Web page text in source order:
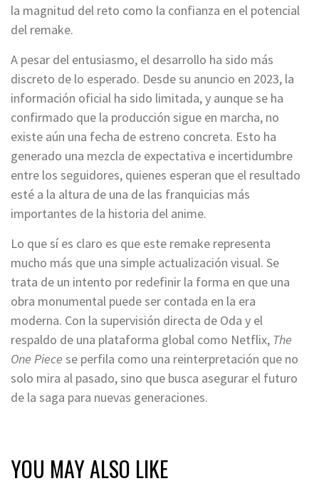
la magnitud del reto como la confianza en el potencial
del remake.
A pesar del entusiasmo, el desarrollo ha sido más
discreto de lo esperado. Desde su anuncio en 2023, la
información oficial ha sido limitada, y aunque se ha
confirmado que la producción sigue en marcha, no
existe aún una fecha de estreno concreta. Esto ha
generado una mezcla de expectativa e incertidumbre
entre los seguidores, quienes esperan que el resultado
esté a la altura de una de las franquicias más
importantes de la historia del anime.
Lo que sí es claro es que este remake representa
mucho más que una simple actualización visual. Se
trata de un intento por redefinir la forma en que una
obra monumental puede ser contada en la era
moderna. Con la supervisión directa de Oda y el
respaldo de una plataforma global como Netflix, The
One Piece se perfila como una reinterpretación que no
solo mira al pasado, sino que busca asegurar el futuro
de la saga para nuevas generaciones.
YOU MAY ALSO LIKE